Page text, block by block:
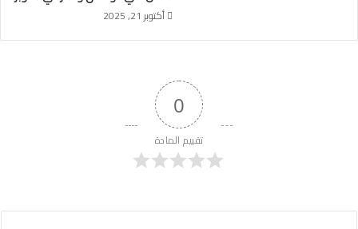
أكتوبر 21, 2025
0
تقييم المادة